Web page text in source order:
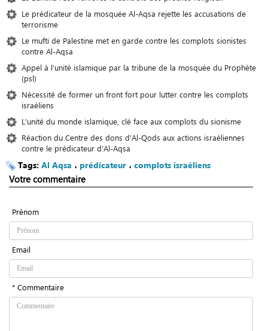
Le prédicateur de la mosquée Al-Aqsa rejette les accusations de
terrorisme
Le mufti de Palestine met en garde contre les complots sionistes
contre Al-Aqsa
Appel à l’unité islamique par la tribune de la mosquée du Prophète
(psl)
Nécessité de former un front fort pour lutter contre les complots
israéliens
L’unité du monde islamique, clé face aux complots du sionisme
Réaction du Centre des dons d'Al-Qods aux actions israéliennes
contre le prédicateur d’Al-Aqsa
Tags: Al Aqsa ، prédicateur ، complots israéliens
Votre commentaire
Prénom
Email
* Commentaire